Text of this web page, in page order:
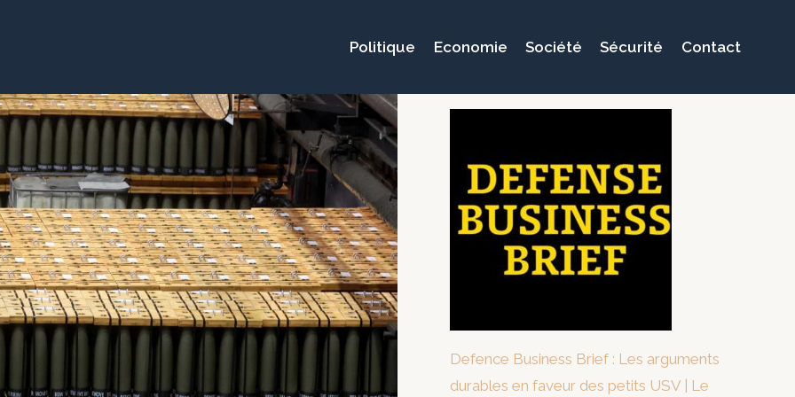
Politique Economie Société Sécurité Contact
Defence Business Brief : Les arguments
durables en faveur des petits USV | Le